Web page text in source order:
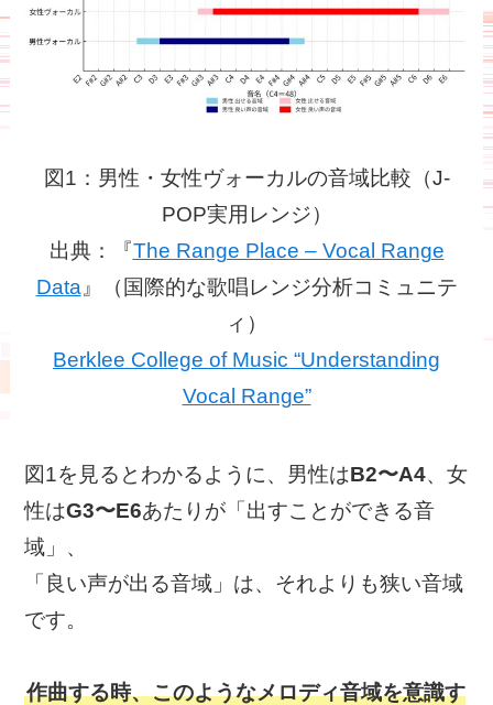
図1：男性・女性ヴォーカルの音域比較（J-
POP実用レンジ）
出典：『The Range Place – Vocal Range
Data 』（国際的な歌唱レンジ分析コミュニテ
ィ）
Berklee College of Music “Understanding
Vocal Range”
図1を見るとわかるように、男性はB2〜A4、女
性はG3〜E6あたりが「出すことができる音
域」、
「良い声が出る音域」は、それよりも狭い音域
です。
作曲する時、このようなメロディ音域を意識す